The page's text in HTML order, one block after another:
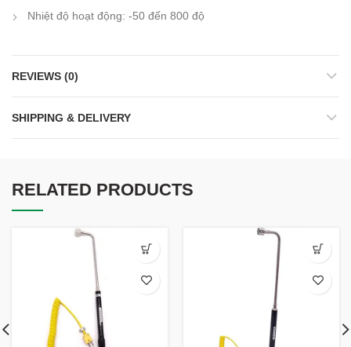
Nhiệt độ hoạt động: -50 đến 800 độ
REVIEWS (0)
SHIPPING & DELIVERY
RELATED PRODUCTS